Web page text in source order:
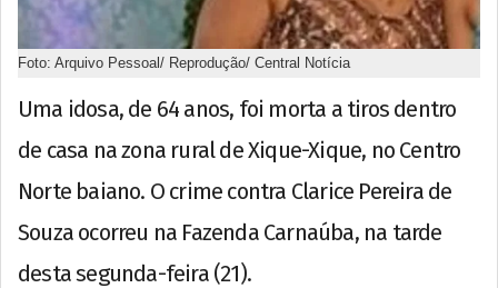
Foto: Arquivo Pessoal/ Reprodução/ Central Notícia
Uma idosa, de 64 anos, foi morta a tiros dentro
de casa na zona rural de Xique-Xique, no Centro
Norte baiano. O crime contra Clarice Pereira de
Souza ocorreu na Fazenda Carnaúba, na tarde
desta segunda-feira (21).